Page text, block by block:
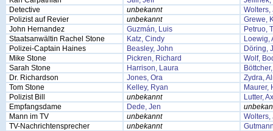
Detective
unbekannt
Wolters,
Polizist auf Revier
unbekannt
Grewe,
John Hernandez
Guzmán, Luis
Petruo,
Staatsanwältin Rachel Stone
Katz, Cindy
Loewig,
Polizei-Captain Haines
Beasley, John
Döring,
Mike Stone
Pickren, Richard
Wolf,
Sarah Stone
Harrison, Laura
Dr. Richardson
Jones, Ora
Zydra,
Tom Stone
Kelley, Ryan
Maurer,
Polizist Bill
unbekannt
Lutter,
Empfangsdame
Dede, Jen
Mann im TV
unbekannt
Wolters,
TV-Nachrichtensprecher
unbekannt